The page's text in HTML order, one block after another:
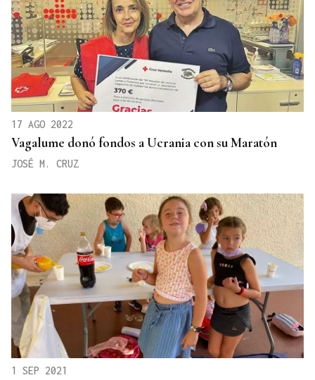
17 AGO 2022
Vagalume donó fondos a Ucrania con su Maratón
JOSÉ M. CRUZ
1 SEP 2021